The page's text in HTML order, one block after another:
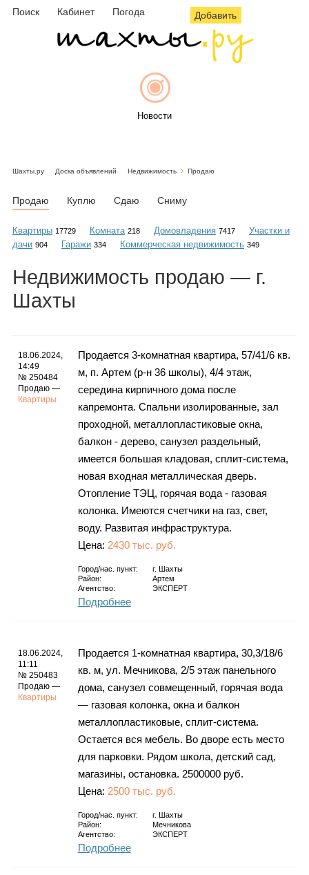
Поиск Кабинет Погода Добавить
Новости
Объявления
Гороскоп
Карты
Фотогалерея
Шахты.ру Доска объявлений Недвижимость Продаю
Продаю Куплю Сдаю Сниму
Квартиры 17729 Комната 218 Домовладения 7417
Участки и
дачи 904 Гаражи 334 Коммерческая недвижимость 349
Недвижимость продаю — г.
Шахты
18.06.2024,
14:49
№ 250484
Продаю —
Квартиры
Продается 3-комнатная квартира, 57/41/6 кв.
м, п. Артем (р-н 36 школы), 4/4 этаж,
середина кирпичного дома после
капремонта. Спальни изолированные, зал
проходной, металлопластиковые окна,
балкон - дерево, санузел раздельный,
имеется большая кладовая, сплит-система,
новая входная металлическая дверь.
Отопление ТЭЦ, горячая вода - газовая
колонка. Имеются счетчики на газ, свет,
воду. Развитая инфраструктура.
Цена: 2430 тыс. руб.
Город/нас. пункт: г.
Шахты
Район:
Артем
Агентство:
ЭКСПЕРТ
Подробнее
18.06.2024,
11:11
№ 250483
Продаю —
Квартиры
Продается 1-комнатная квартира, 30,3/18/6
кв. м, ул. Мечникова, 2/5 этаж панельного
дома, санузел совмещенный, горячая вода
— газовая колонка, окна и балкон
металлопластиковые, сплит-система.
Остается вся мебель. Во дворе есть место
для парковки. Рядом школа, детский сад,
магазины, остановка. 2500000 руб.
Цена: 2500 тыс. руб.
Город/нас. пункт: г.
Шахты
Район:
Мечникова
Агентство:
ЭКСПЕРТ
Подробнее